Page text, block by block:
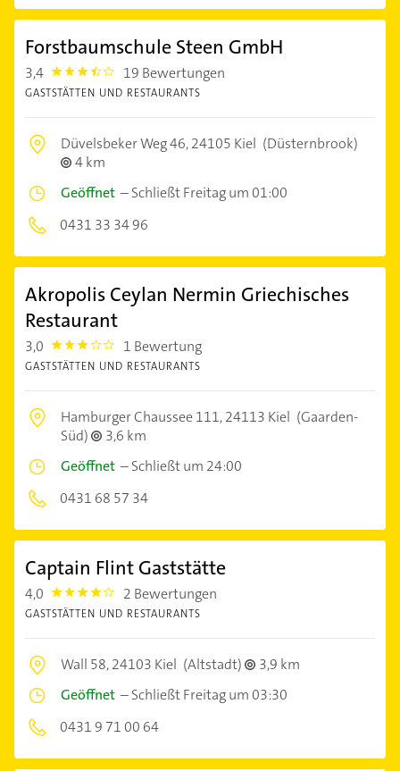
Forstbaumschule Steen GmbH
3,4 3.4 19 Bewertungen
GASTSTÄTTEN UND RESTAURANTS
Düvelsbeker Weg 46,24105 Kiel (Düsternbrook)
4 km
Geöffnet –Schließt Freitag um 01:00
0431 33 34 96
Akropolis Ceylan Nermin Griechisches
Restaurant
3,0 3.0 1 Bewertung
GASTSTÄTTEN UND RESTAURANTS
Hamburger Chaussee 111,24113 Kiel (Gaarden-
Süd)
3,6 km
Geöffnet –Schließt um 24:00
0431 68 57 34
Captain Flint Gaststätte
4,0 4.0 2 Bewertungen
GASTSTÄTTEN UND RESTAURANTS
Wall 58,24103 Kiel (Altstadt)
3,9 km
Geöffnet –Schließt Freitag um 03:30
0431 9 71 00 64